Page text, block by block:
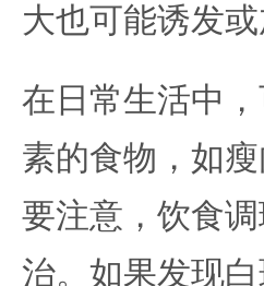
大也可能诱发或
在日常生活中
素的食物，如
要注意，饮食
治。如果发现